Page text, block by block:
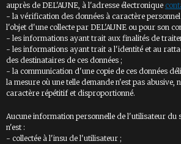
auprès de DEL'AUNE, à l'adresse électronique
- la vérification des données à caractère
l'objet d'une collecte par DEL'AUNE ou pour son
- les informations ayant trait aux finalités de
- les informations ayant trait a l'identité et au
des destinataires de ces données ;
- la communication d'une copie de ces données
la mesure où une telle demande n'est pas abusive,
caractère répétitif et disproportionné.
Aucune information personnelle de l'utilisateur du
n'est :
- collectée à l'insu de l'utilisateur ;